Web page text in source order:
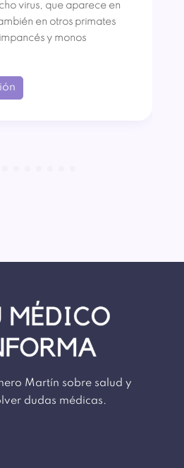
virus, que aparece en
en otros primates
y monos
Martín sobre salud y
dudas médicas.